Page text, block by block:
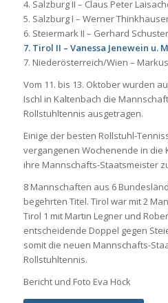
4. Salzburg II – Claus Peter
5. Salzburg I – Werner
6. Steiermark II – Gerhard
7. Tirol II – Vanessa Jenewein u.
7. Niederösterreich/Wien –
Vom 11. bis 13. Oktober wurden
Ischl in Kaltenbach die
Rollstuhltennis ausgetragen.
Einige der besten Rollstuhl-
vergangenen Wochenende in die
ihre Mannschafts-Staatsmeister
8 Mannschaften aus 6
begehrten Titel. Tirol war mit 2
Tirol 1 mit Martin Legner und
entscheidende Doppel gegen
somit die neuen Mannschafts-
Rollstuhltennis.
Bericht und Foto Eva Höck